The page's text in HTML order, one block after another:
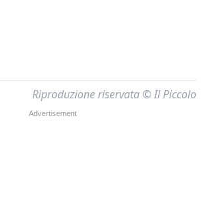
Riproduzione riservata © Il Piccolo